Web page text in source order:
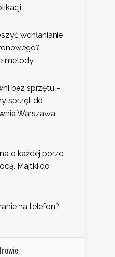
wchłanianie
metody
bez sprzętu –
sprzęt do
Warszawa
o każdej porze
Majtki do
na telefon?